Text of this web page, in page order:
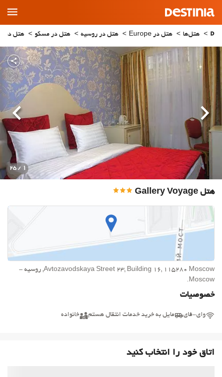
Main
Menu
هتل‌ها هتل در Europe هتل در روسیه هتل در مسکو هتل در Moscow
هتل Gallery Voyage
1
/ 25
قبلی بعدی
Avtozavodskaya Street 23, Building 16, 115280 Moscow, روسیه -
Moscow.
خصوصیات
وای-فای مایل به خرید خدمات انتقال هستم خانواده
اتاق خود را انتخاب کنید